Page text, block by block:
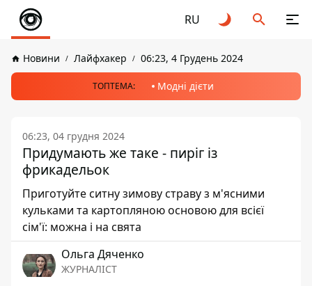
RU
Новини Лайфхакер 06:23, 4 Грудень 2024
ТОПТЕМА: Модні дієти
06:23, 04 грудня 2024
Придумають же таке - пиріг із
фрикадельок
Приготуйте ситну зимову страву з м'ясними
кульками та картопляною основою для всієї
сім'ї: можна і на свята
Ольга Дяченко
ЖУРНАЛІСТ